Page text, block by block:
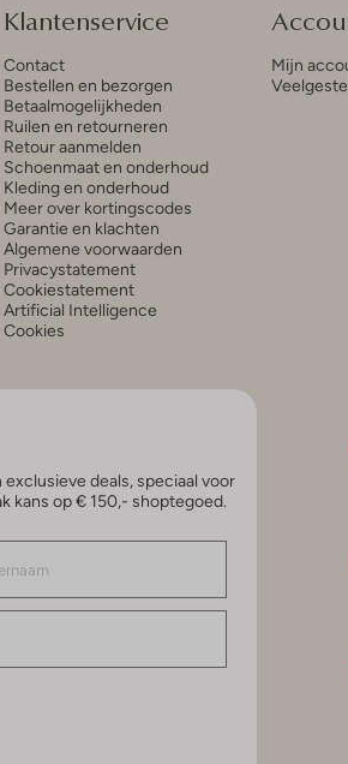
Klantenservice
Contact
Bestellen en bezorgen
Betaalmogelijkheden
Ruilen en retourneren
Retour aanmelden
Schoenmaat en onderhoud
Kleding en onderhoud
Meer over kortingscodes
Garantie en klachten
Algemene voorwaarden
Privacystatement
Cookiestatement
Artificial Intelligence
Cookies
Mijn
deals, speciaal voor
kans op € 150,- shoptegoed.